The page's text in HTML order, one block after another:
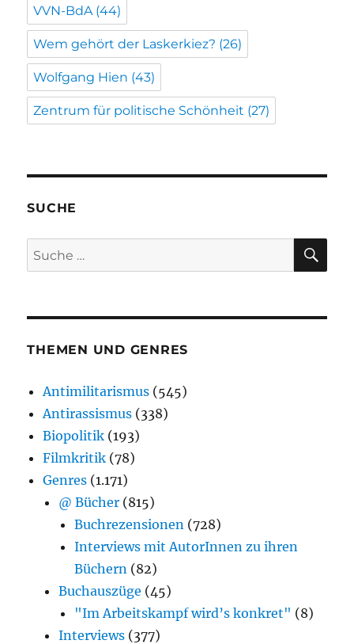
VVN-BdA (44)
Wem gehört der Laskerkiez? (26)
Wolfgang Hien (43)
Zentrum für politische Schönheit (27)
SUCHE
Suche
nach:
THEMEN UND GENRES
Antimilitarismus (545)
Antirassismus (338)
Biopolitik (193)
Filmkritik (78)
Genres (1.171)
@ Bücher (815)
Buchrezensionen (728)
Interviews mit AutorInnen zu ihren
Büchern (82)
Buchauszüge (45)
"Im Arbeitskampf wird’s konkret" (8)
Interviews (377)